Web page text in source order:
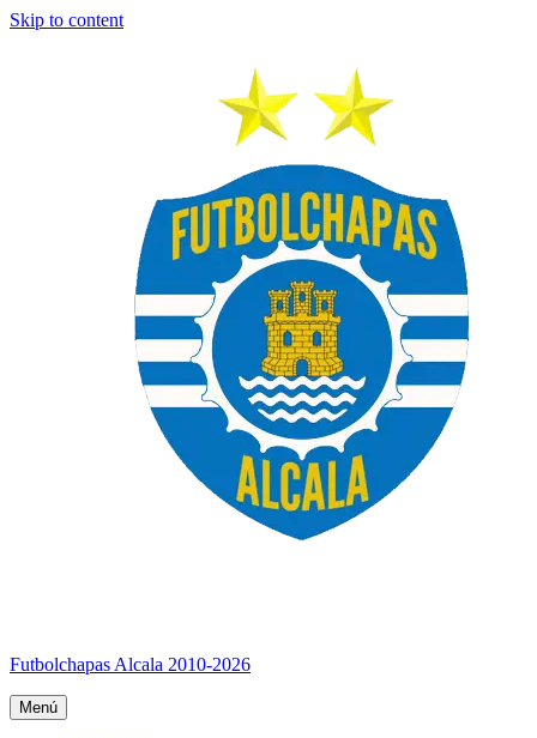
Skip to content
Futbolchapas Alcala 2010-2026
Menú